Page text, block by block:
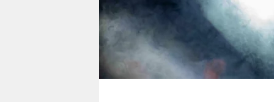
fragen & hilfe
unterstützen
genossenschaft